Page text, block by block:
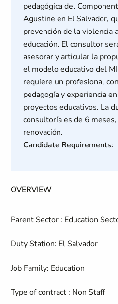
pedagógica del
Agustine en El Salvador,
prevención de la violencia
educación. El consultor
asesorar y articular la
el modelo educativo del
requiere un profesional
pedagogía y experiencia
proyectos educativos. La
consultoría es de 6
renovación.
Candidate Requirements:
OVERVIEW
Parent Sector : Education
Duty Station: El Salvador
Job Family: Education
Type of contract : Non Staff